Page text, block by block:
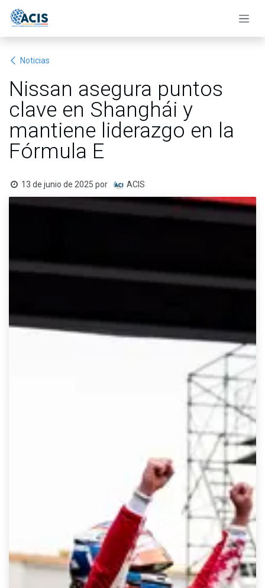
Noticias
Nissan asegura puntos
clave en Shanghái y
mantiene liderazgo en la
Fórmula E
13 de junio de 2025 por ACIS